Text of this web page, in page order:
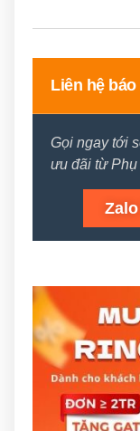
Liên hệ báo
Gọi ngay tới
ưu đãi từ